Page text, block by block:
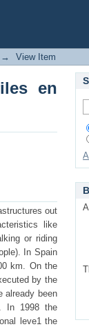
en
→ View Item
en
out
like
or riding
In Spain
km. On the
by the
already been
In 1998 the
leve1 the